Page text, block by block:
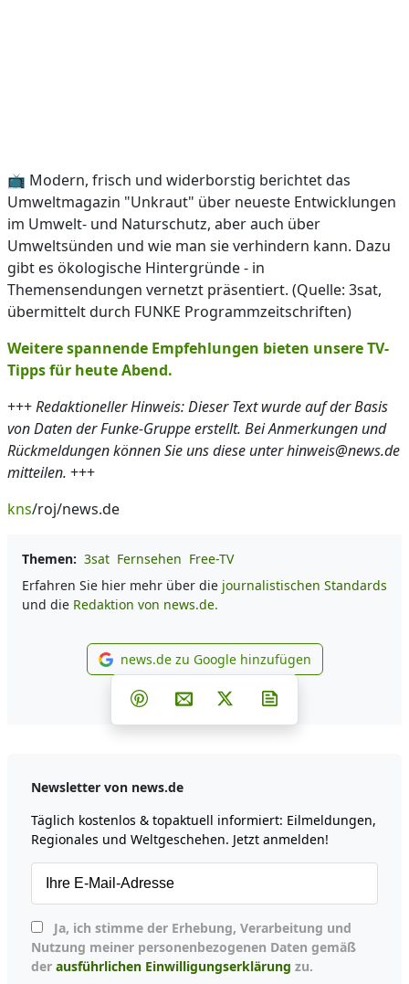
📺 Modern, frisch und widerborstig berichtet das
Umweltmagazin "Unkraut" über neueste Entwicklungen
im Umwelt- und Naturschutz, aber auch über
Umweltsünden und wie man sie verhindern kann. Dazu
gibt es ökologische Hintergründe - in
Themensendungen vernetzt präsentiert. (Quelle: 3sat,
übermittelt durch FUNKE Programmzeitschriften)
Weitere spannende Empfehlungen bieten unsere TV-
Tipps für heute Abend.
+++Redaktioneller Hinweis: Dieser Text wurde auf der Basis
von Daten der Funke-Gruppe erstellt. Bei Anmerkungen und
Rückmeldungen können Sie uns diese unter hinweis@news.de
mitteilen. +++
kns/roj/news.de
Themen: 3sat Fernsehen Free-TV
Erfahren Sie hier mehr über die journalistischen Standards
und die Redaktion von news.de.
news.de zu Google
news.de zu Google hinzufügen
Teilen auf Facebook
Teilen auf Whatsapp
Teilen auf Telegram
Teilen auf Pinterest
Per E-Mail teilen
Post auf X
Newsletter von news.de
Täglich kostenlos & topaktuell informiert: Eilmeldungen,
Regionales und Weltgeschehen. Jetzt anmelden!
Nutzung meiner personenbezogenen Daten gemäß
der ausführlichen Einwilligungserklärung zu.